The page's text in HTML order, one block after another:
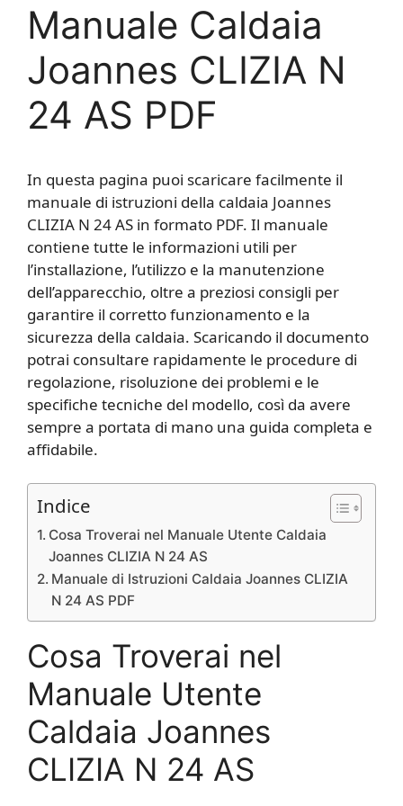
Manuale Caldaia
Joannes CLIZIA N
24 AS PDF
In questa pagina puoi scaricare facilmente il
manuale di istruzioni della caldaia Joannes
CLIZIA N 24 AS in formato PDF. Il manuale
contiene tutte le informazioni utili per
l’installazione, l’utilizzo e la manutenzione
dell’apparecchio, oltre a preziosi consigli per
garantire il corretto funzionamento e la
sicurezza della caldaia. Scaricando il documento
potrai consultare rapidamente le procedure di
regolazione, risoluzione dei problemi e le
specifiche tecniche del modello, così da avere
sempre a portata di mano una guida completa e
affidabile.
Indice
Cosa Troverai nel Manuale Utente Caldaia
Joannes CLIZIA N 24 AS
Manuale di Istruzioni Caldaia Joannes CLIZIA
N 24 AS PDF
Cosa Troverai nel
Manuale Utente
Caldaia Joannes
CLIZIA N 24 AS